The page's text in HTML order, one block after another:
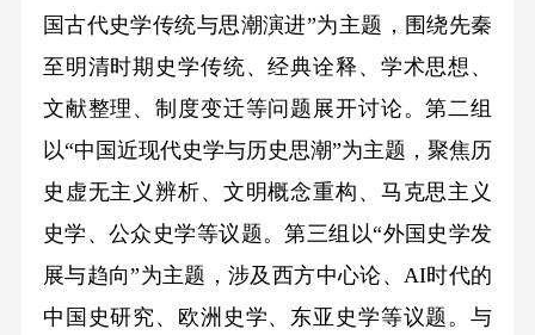
国古代史学传统与思潮演进”为主题，围绕先秦
至明清时期史学传统、经典诠释、学术思想、
文献整理、制度变迁等问题展开讨论。第二组
以“中国近现代史学与历史思潮”为主题，聚焦历
史虚无主义辨析、文明概念重构、马克思主义
史学、公众史学等议题。第三组以“外国史学发
展与趋向”为主题，涉及西方中心论、AI时代的
中国史研究、欧洲史学、东亚史学等议题。与